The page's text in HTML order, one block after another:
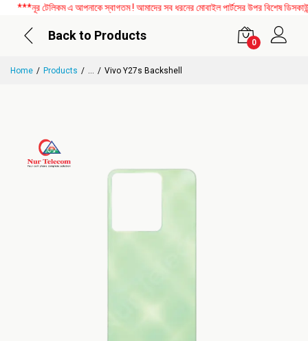
***নূর টেলিকম এ আপনাকে স্বাগতম ! আমাদের সব ধরনের মোবাইল পার্টসের উপর বিশেষ
Back to Products
0
Home Products ... Vivo Y27s Backshell